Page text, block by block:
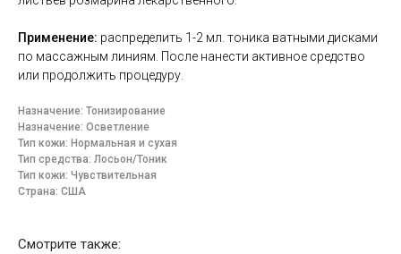
Применение: распределить 1-2 мл. тоника ватными дисками
по массажным линиям. После нанести активное средство
или продолжить процедуру.
Назначение: Тонизирование
Назначение: Осветление
Тип кожи: Нормальная и сухая
Тип средства: Лосьон/Тоник
Тип кожи: Чувствительная
Страна: США
Смотрите также: